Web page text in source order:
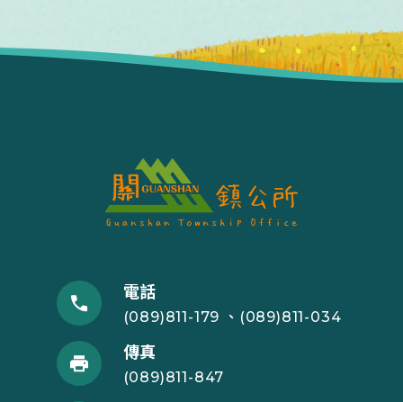
電話
(089)811-179 、(089)811-034
傳真
(089)811-847